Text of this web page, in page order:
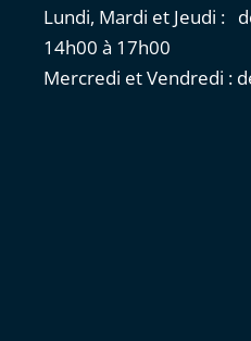
Lundi, Mardi et Jeudi :
14h00 à 17h00
Mercredi et Vendredi :